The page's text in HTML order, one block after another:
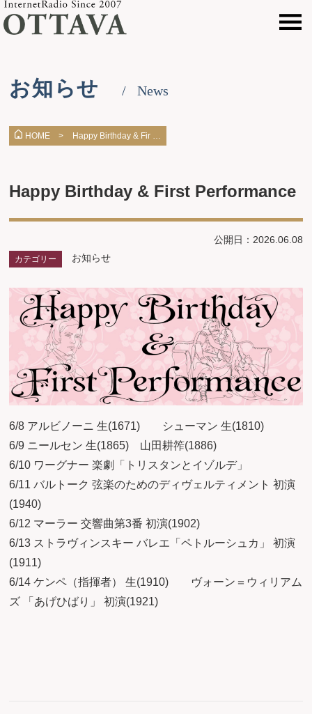
お知らせ News
HOME > Happy Birthday & Fir …
Happy Birthday & First Performance
公開日：2026.06.08
カテゴリー お知らせ
6/8 アルビノーニ 生(1671) シューマン 生(1810)
6/9 ニールセン 生(1865) 山田耕筰(1886)
6/10 ワーグナー 楽劇「トリスタンとイゾルデ」
6/11 バルトーク 弦楽のためのディヴェルティメント 初演
(1940)
6/12 マーラー 交響曲第3番 初演(1902)
6/13 ストラヴィンスキー バレエ「ペトルーシュカ」 初演
(1911)
6/14 ケンペ（指揮者） 生(1910) ヴォーン＝ウィリアム
ズ 「あげひばり」 初演(1921)